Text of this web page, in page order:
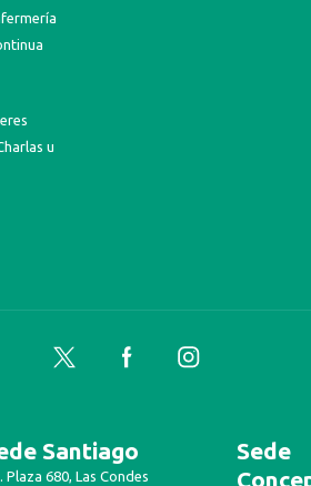
u
Twitter FacebookInstagram
Santiago
Plaza 680, Las Condes
Sede